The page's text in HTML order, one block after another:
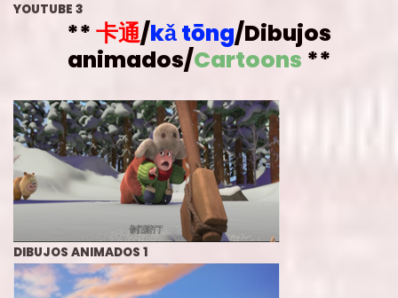
YOUTUBE 3
** 卡通/kǎ tōng/Dibujos
animados/Cartoons **
DIBUJOS ANIMADOS 1